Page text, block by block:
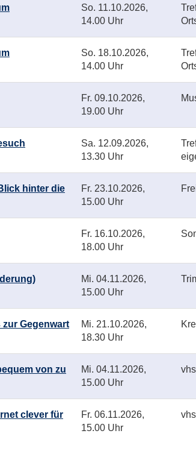
So. 11.10.2026,
14.00 Uhr
So. 18.10.2026,
14.00 Uhr
Fr. 09.10.2026,
19.00 Uhr
Sa. 12.09.2026,
13.30 Uhr
hinter die
Fr. 23.10.2026,
15.00 Uhr
Fr. 16.10.2026,
18.00 Uhr
Mi. 04.11.2026,
15.00 Uhr
Gegenwart Mi. 21.10.2026,
18.30 Uhr
von zu
Mi. 04.11.2026,
15.00 Uhr
clever für
Fr. 06.11.2026,
15.00 Uhr